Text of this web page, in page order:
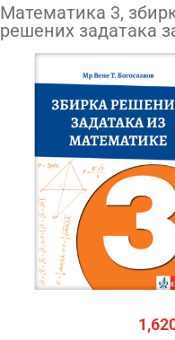
Mатематика 3,
решених задатака
разред средње